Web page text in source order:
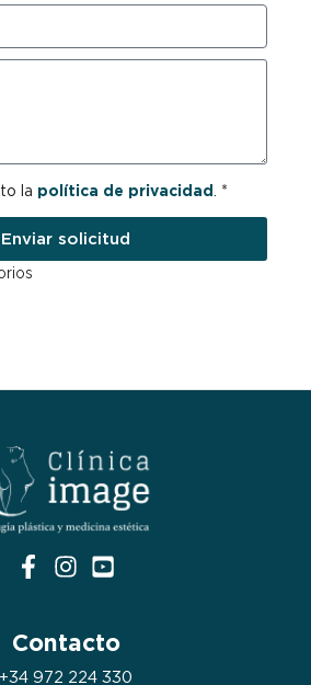
la política de privacidad. *
Enviar solicitud
Contacto
+34 972 224 330